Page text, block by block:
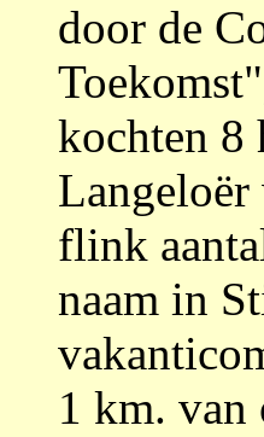
door de
kochten 8
Langeloër
flink
naam in
1 km. van